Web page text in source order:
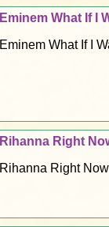
Eminem What If I
Eminem What If I
Rihanna Right
Rihanna Right